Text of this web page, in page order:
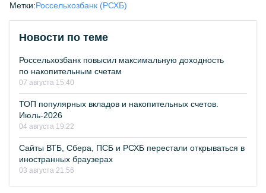
Метки:Россельхозбанк (РСХБ)
Новости по теме
Россельхозбанк повысил максимальную доходность
по накопительным счетам
07 августа 15:40
ТОП популярных вкладов и накопительных счетов.
Июль-2026
04 августа 19:22
Сайты ВТБ, Сбера, ПСБ и РСХБ перестали открываться в
иностранных браузерах
03 августа 21:56